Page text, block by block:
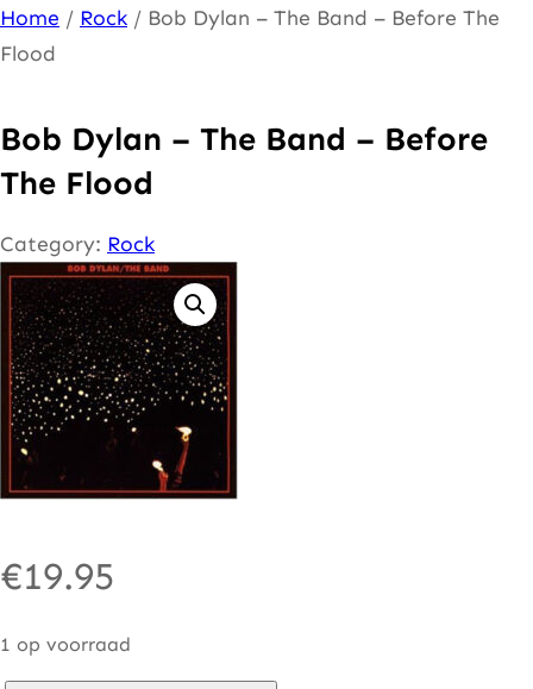
Ga
naar
inhoud
Home / Rock / Bob Dylan – The Band – Before The
Flood
Bob Dylan – The Band – Before
The Flood
Category: Rock
€19.95
1 op voorraad